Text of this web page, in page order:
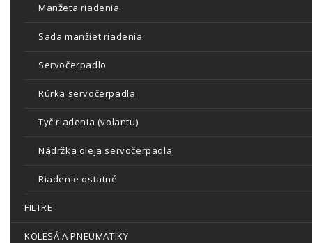
Manžeta riadenia
Sada manžiet riadenia
Servočerpadlo
Rúrka servočerpadla
Tyč riadenia (volantu)
Nádržka oleja servočerpadla
Riadenie ostatné
FILTRE
KOLESÁ A PNEUMATIKY